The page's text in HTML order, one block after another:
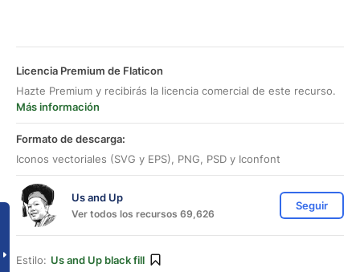
Licencia Premium de Flaticon
Hazte Premium y recibirás la licencia comercial de este recurso.
Más información
Formato de descarga:
Iconos vectoriales (SVG y EPS), PNG, PSD y Iconfont
Us and Up
Ver todos los recursos 69,626
Seguir
Estilo: Us and Up black fill